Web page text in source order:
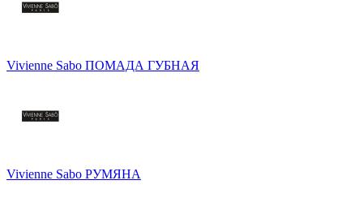
Vivienne Sabo ПОМАДА ГУБНАЯ
Vivienne Sabo РУМЯНА